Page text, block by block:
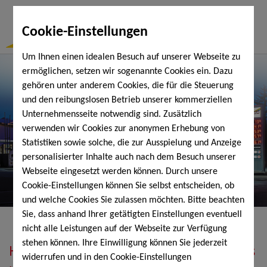
Cookie-Einstellungen
Um Ihnen einen idealen Besuch auf unserer Webseite zu
ermöglichen, setzen wir sogenannte Cookies ein. Dazu
gehören unter anderem Cookies, die für die Steuerung
und den reibungslosen Betrieb unserer kommerziellen
Unternehmensseite notwendig sind. Zusätzlich
verwenden wir Cookies zur anonymen Erhebung von
Statistiken sowie solche, die zur Ausspielung und Anzeige
personalisierter Inhalte auch nach dem Besuch unserer
Webseite eingesetzt werden können. Durch unsere
Cookie-Einstellungen können Sie selbst entscheiden, ob
und welche Cookies Sie zulassen möchten. Bitte beachten
Sie, dass anhand Ihrer getätigten Einstellungen eventuell
nicht alle Leistungen auf der Webseite zur Verfügung
stehen können. Ihre Einwilligung können Sie jederzeit
widerrufen und in den Cookie-Einstellungen
Heizöl, Diesel, Schmierstoffe, Holzpellets